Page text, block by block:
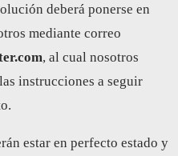
deberá ponerse en
mediante correo
, al cual nosotros
instrucciones a seguir
estar en perfecto estado y